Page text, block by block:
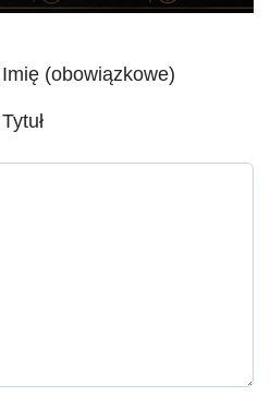
Imię (obowiązkowe)
Tytuł